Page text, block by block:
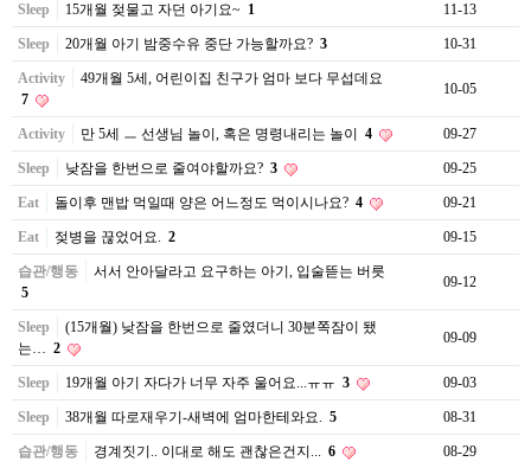
Sleep 15개월 젖물고 자던 아기요~ 1 11-13
Sleep 20개월 아기 밤중수유 중단 가능할까요? 3 10-31
Activity
49개월 5세, 어린이집 친구가 엄마 보다 무섭데요
7
10-05
Activity 만 5세 ㅡ 선생님 놀이, 혹은 명령내리는 놀이 4 09-27
Sleep 낮잠을 한번으로 줄여야할까요? 3 09-25
Eat 돌이후 맨밥 먹일때 양은 어느정도 먹이시나요? 4 09-21
Eat 젖병을 끊었어요. 2 09-15
습관/행동
서서 안아달라고 요구하는 아기, 입술뜯는 버릇
5
09-12
Sleep
(15개월) 낮잠을 한번으로 줄였더니 30분쪽잠이 됐
는… 2
09-09
Sleep 19개월 아기 자다가 너무 자주 울어요...ㅠㅠ 3 09-03
Sleep 38개월 따로재우기-새벽에 엄마한테와요. 5 08-31
습관/행동 경계짓기.. 이대로 해도 괜찮은건지... 6 08-29